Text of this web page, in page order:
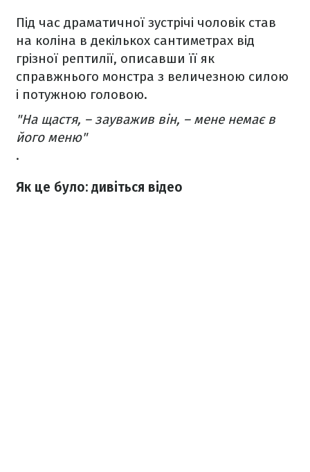
Під час драматичної зустрічі чоловік став
на коліна в декількох сантиметрах від
грізної рептилії, описавши її як
справжнього монстра з величезною силою
і потужною головою.
"На щастя, – зауважив він, – мене немає в
його меню"
.
Як це було: дивіться відео